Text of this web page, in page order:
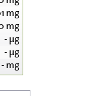
mg
mg
-µg
-µg
-mg
151